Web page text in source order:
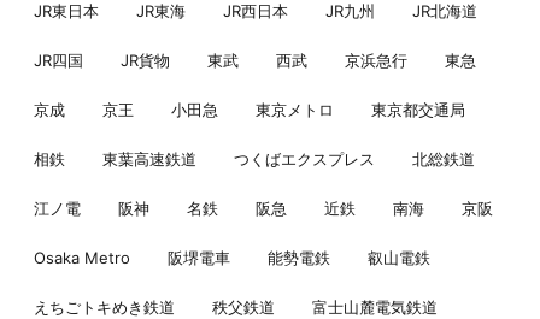
JR東日本 JR東海 JR西日本 JR九州 JR北海道
JR四国 JR貨物 東武 西武 京浜急行 東急
京成 京王 小田急 東京メトロ 東京都交通局
相鉄 東葉高速鉄道 つくばエクスプレス 北総鉄道
江ノ電 阪神 名鉄 阪急 近鉄 南海 京阪
Osaka Metro 阪堺電車 能勢電鉄 叡山電鉄
えちごトキめき鉄道 秩父鉄道 富士山麓電気鉄道